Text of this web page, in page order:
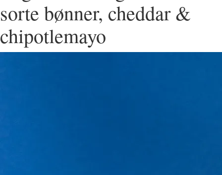
sorte bønner, cheddar &
chipotlemayo